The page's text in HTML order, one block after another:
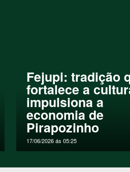
Fejupi: tradição
fortalece a
impulsiona a
economia de
Pirapozinho
17/06/2026 ás 05:25